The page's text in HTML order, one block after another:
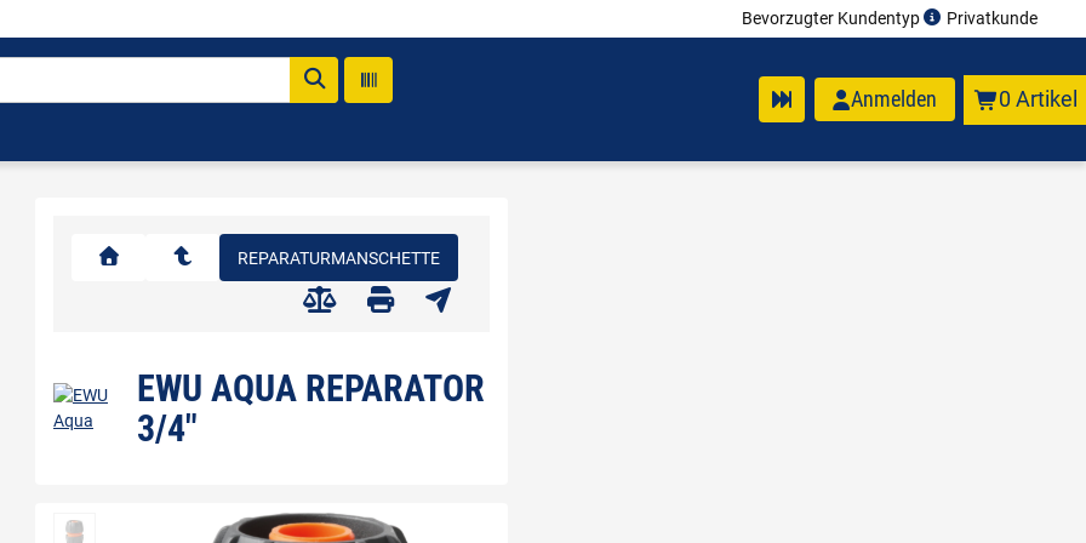
Bevorzugter Kundentyp Privatkunde
Anmelden 0 Artikel
REPARATURMANSCHETTE
EWU AQUA REPARATOR
3/4"